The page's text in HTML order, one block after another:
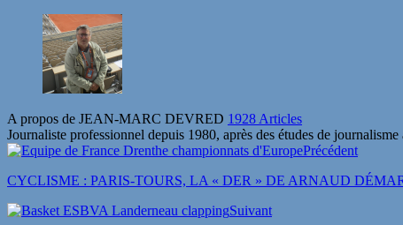
A propos de JEAN-MARC DEVRED 1928 Articles
Journaliste professionnel depuis 1980, après des études de
Précédent
CYCLISME : PARIS-TOURS, LA « DER » DE ARNAUD
Suivant